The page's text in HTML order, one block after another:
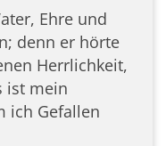
Ehre und
denn er hörte
Herrlichkeit,
ist mein
ich Gefallen